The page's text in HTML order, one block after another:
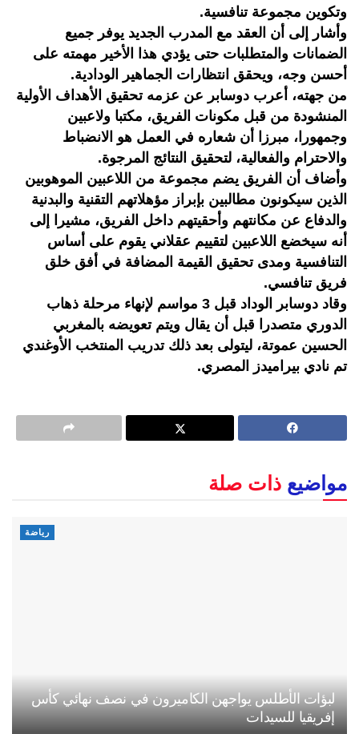
وتكوين مجموعة تنافسية.
وأشار إلى أن العقد مع المدرب الجديد يوفر جميع
الضمانات والمتطلبات حتى يؤدي هذا الأخير مهمته على
أحسن وجه، ويحقق انتظارات الجماهير الودادية.
من جهته، أعرب دوسابر عن عزمه تحقيق الأهداف الأولية
المنشودة من قبل مكونات الفريق، مكتبا ولاعبين
وجمهورا، مبرزا أن شعاره في العمل هو الانضباط
والاحترام والفعالية، لتحقيق النتائج المرجوة.
وأضاف أن الفريق يضم مجموعة من اللاعبين الموهوبين
الذين سيكونون مطالبين بإبراز مؤهلاتهم التقنية والبدنية
والدفاع عن مكانتهم وأحقيتهم داخل الفريق، مشيرا إلى
أنه سيخضع اللاعبين لتقييم عقلاني يقوم على أساس
التنافسية ومدى تحقيق القيمة المضافة في أفق خلق
فريق تنافسي.
وقاد دوسابر الوداد قبل 3 مواسم لإنهاء مرحلة ذهاب
الدوري متصدرا قبل أن يقال ويتم تعويضه بالمغربي
الحسين عموتة، ليتولى بعد ذلك تدريب المنتخب الأوغندي
تم نادي بيراميدز المصري.
مواضيع ذات صلة
رياضة
لبؤات الأطلس يواجهن الكاميرون في نصف نهائي كأس
إفريقيا للسيدات